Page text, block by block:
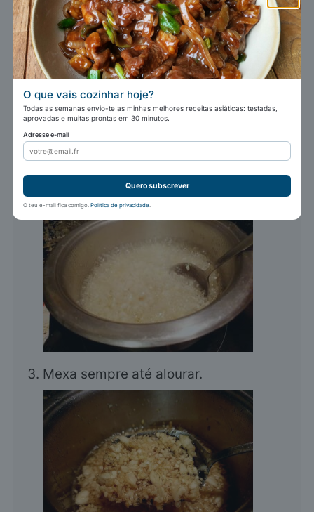
Em lume forte, frite o alho (com o
sumo).
100 g óleo
Mexa sempre até alourar.
O que vais cozinhar hoje?
Todas as semanas envio-te as minhas melhores receitas asiáticas: testadas,
aprovadas e muitas prontas em 30 minutos.
Adresse e-mail
Quero subscrever
O teu e-mail fica comigo. Política de privacidade.